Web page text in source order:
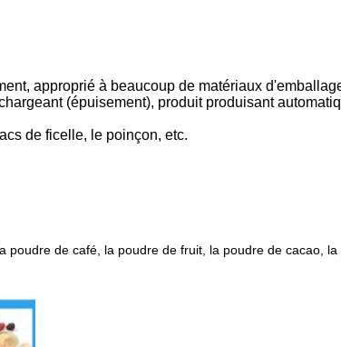
approprié à beaucoup de matériaux
(épuisement), produit produisant
de ficelle, le poinçon, etc.
de café, la poudre de fruit, la poudre de cacao,